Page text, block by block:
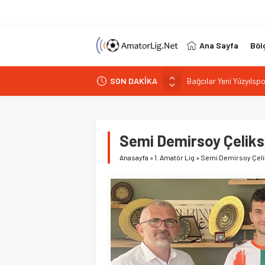
Ana Sayfa
SON DAKİKA
Mert Zere İstanbul
İstanbul 17’de 17
Vefa Kulübü’nde yeni
Semi Demirsoy
Anasayfa »1. Amatör Lig » Semi Demirsoy